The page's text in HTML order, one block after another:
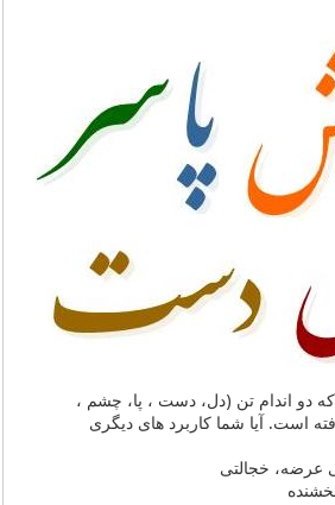
دو اندام تن (دل، دست ، پا، چشم ،
است. آیا شما کاربرد های دیگری
عرضه، خجالتی